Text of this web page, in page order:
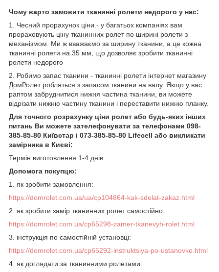
Чому варто замовити тканинні ролети недорого у нас:
1. Чесний прорахунок ціни.- у багатьох компаніях вам
прораховують ціну тканинних ролет по ширині ролети з
механізмом. Ми ж вважаємо за ширину тканини, а це кожна
тканинні ролети на 35 мм, що дозволяє зробити тканинні
ролети недорого
2. Робимо запас тканини - тканинні ролети інтернет магазину
ДомРолет робляться з запасом тканини на валу. Якщо у вас
раптом забруднитися нижня частина тканини, ви можете
відрізати нижню частину тканини і переставити нижню планку.
Для точного розрахунку ціни ролет або будь-яких інших
питань Ви можете зателефонувати за телефонами 098-
385-85-80 Київстар і 073-385-85-80 Lifecell або викликати
замірника в Києві:
Термін виготовлення 1-4 днів.
Допомога покупцю:
1.
як зробити замовлення:
https://domrolet.com.ua/ua/cp104864-kak-sdelat-zakaz.html
2. як зробити замір тканинних ролет самостійно:
https://domrolet.com.ua/cp65298-zamer-tkanevyh-rolet.html
3. інструкція по самостійній установці:
https://domrolet.com.ua/cp65292-instruktsiya-po-ustanovke.html
4. як доглядати за тканинними ролетами: